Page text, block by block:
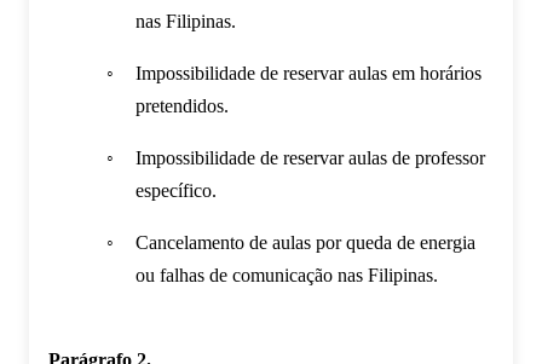
nas Filipinas.
Impossibilidade de reservar aulas em horários
pretendidos.
Impossibilidade de reservar aulas de professor
específico.
Cancelamento de aulas por queda de energia
ou falhas de comunicação nas Filipinas.
Parágrafo 2.